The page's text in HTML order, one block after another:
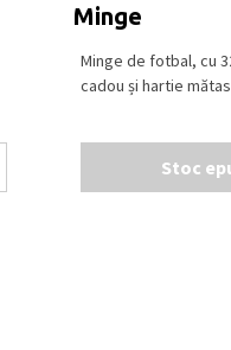
Minge
Minge de fotbal, cu
cadou și hartie
Stoc